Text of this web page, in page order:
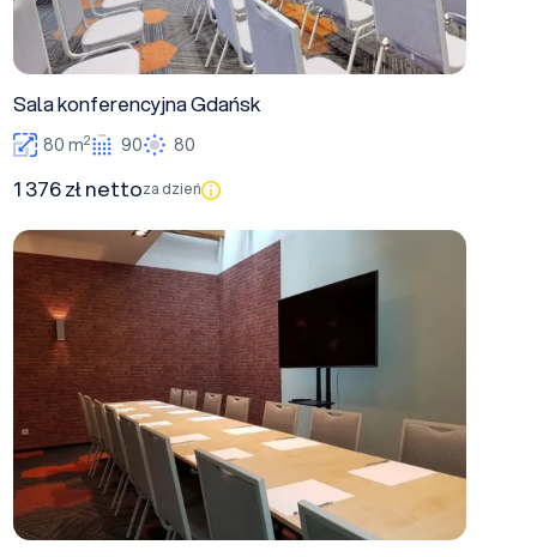
Sala konferencyjna Gdańsk
80 m2 90 80
1 376 zł nettoza dzień
Sala konferencyjna Sopot